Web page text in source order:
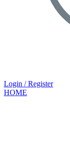
Login / Register
HOME